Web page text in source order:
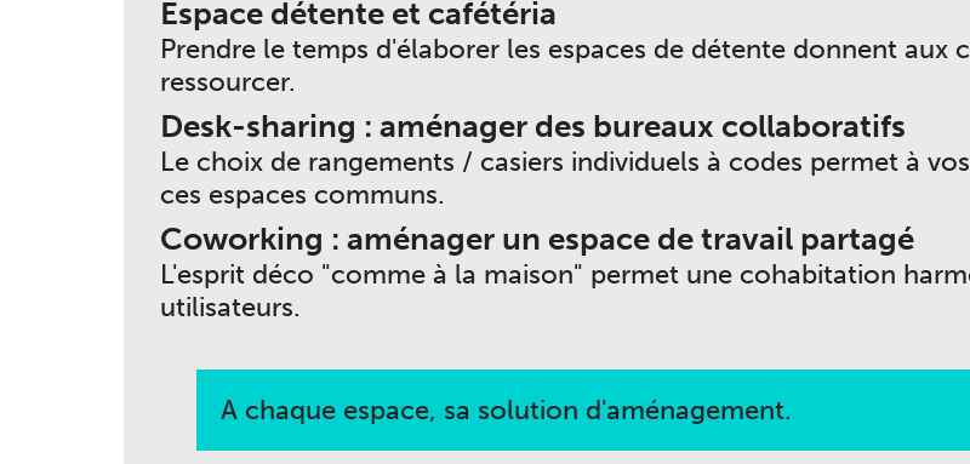
Espace détente et cafétéria
Prendre le temps d'élaborer les espaces de détente donnent aux
ressourcer.
Desk-sharing : aménager des bureaux collaboratifs
Le choix de rangements / casiers individuels à codes permet à
ces espaces communs.
Coworking : aménager un espace de travail partagé
L'esprit déco "comme à la maison" permet une cohabitation
utilisateurs.
A chaque espace, sa solution d'aménagement.